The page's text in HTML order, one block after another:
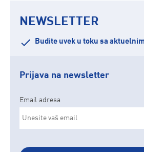
NEWSLETTER
Budite uvek u toku sa
Prijava na newsletter
Email adresa